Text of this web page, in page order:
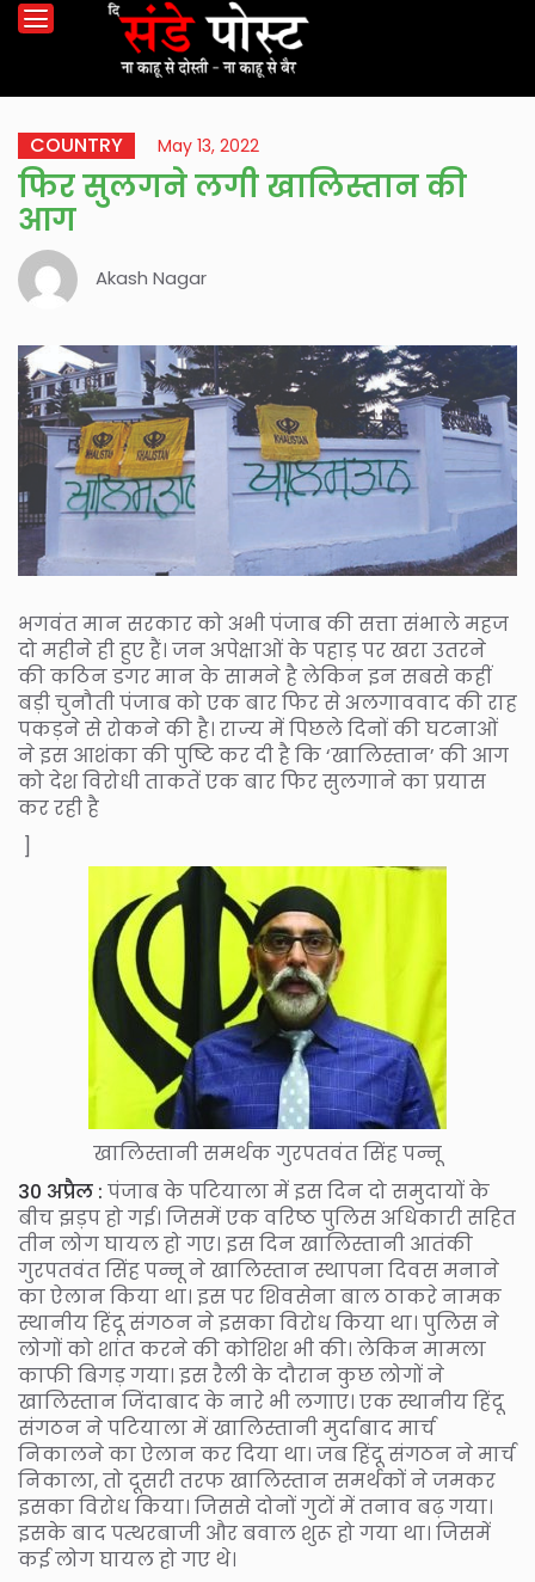
COUNTRY May 13, 2022
फिर सुलगने लगी खालिस्तान की
आग
Akash Nagar
भगवंत मान सरकार को अभी पंजाब की सत्ता संभाले महज
दो महीने ही हुए हैं। जन अपेक्षाओं के पहाड़ पर खरा उतरने
की कठिन डगर मान के सामने है लेकिन इन सबसे कहीं
बड़ी चुनौती पंजाब को एक बार फिर से अलगाववाद की राह
पकड़ने से रोकने की है। राज्य में पिछले दिनों की घटनाओं
ने इस आशंका की पुष्टि कर दी है कि ‘खालिस्तान’ की आग
को देश विरोधी ताकतें एक बार फिर सुलगाने का प्रयास
कर रही है
]
खालिस्तानी समर्थक गुरपतवंत सिंह पन्नू
30 अप्रैल : पंजाब के पटियाला में इस दिन दो समुदायों के
बीच झड़प हो गई। जिसमें एक वरिष्ठ पुलिस अधिकारी सहित
तीन लोग घायल हो गए। इस दिन खालिस्तानी आतंकी
गुरपतवंत सिंह पन्नू ने खालिस्तान स्थापना दिवस मनाने
का ऐलान किया था। इस पर शिवसेना बाल ठाकरे नामक
स्थानीय हिंदू संगठन ने इसका विरोध किया था। पुलिस ने
लोगों को शांत करने की कोशिश भी की। लेकिन मामला
काफी बिगड़ गया। इस रैली के दौरान कुछ लोगों ने
खालिस्तान जिंदाबाद के नारे भी लगाए। एक स्थानीय हिंदू
संगठन ने पटियाला में खालिस्तानी मुर्दाबाद मार्च
निकालने का ऐलान कर दिया था। जब हिंदू संगठन ने मार्च
निकाला, तो दूसरी तरफ खालिस्तान समर्थकों ने जमकर
इसका विरोध किया। जिससे दोनों गुटों में तनाव बढ़ गया।
इसके बाद पत्थरबाजी और बवाल शुरू हो गया था। जिसमें
कई लोग घायल हो गए थे।